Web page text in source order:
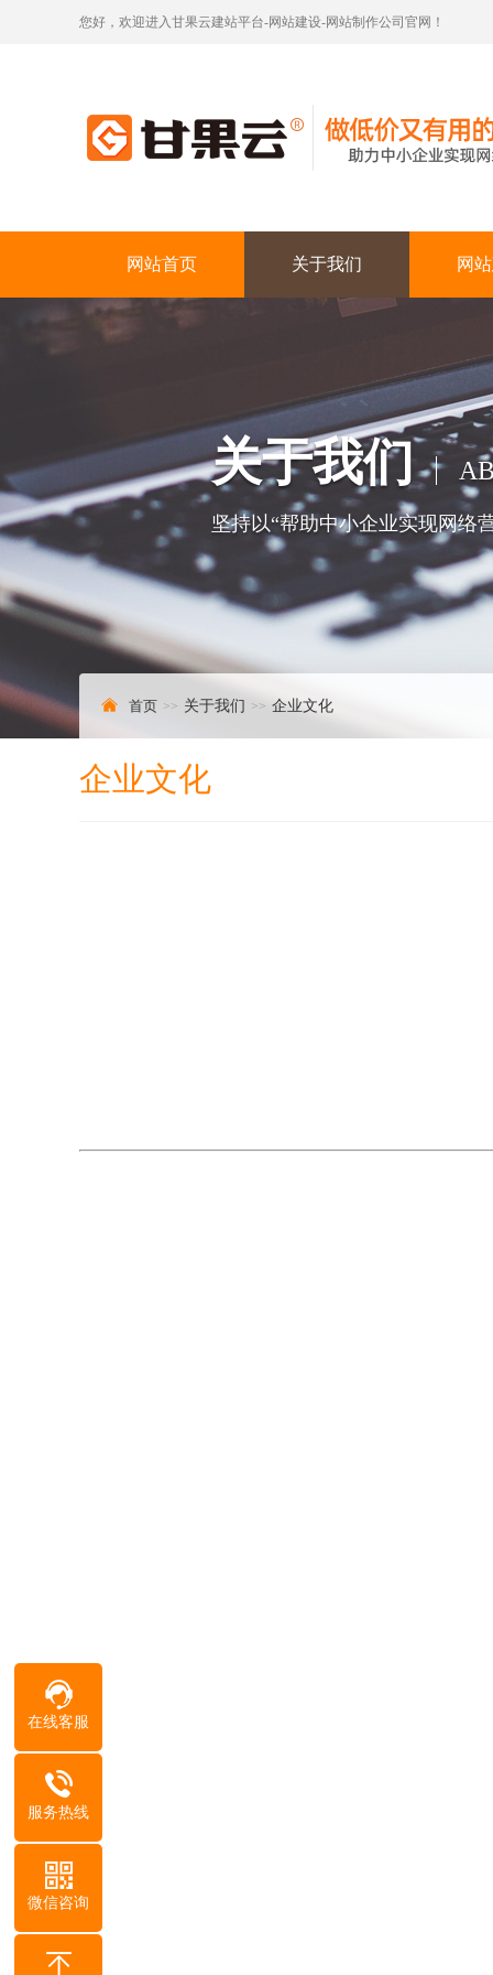
您好，欢迎进入甘果云建站平台-网站建设-网站制作公司官网！
网站首页 关于我们 网
关于我们
坚持以“帮助中小企业实现网络
首页 关于我们 企业文化
企业文化
在线客服
服务热线
微信咨询